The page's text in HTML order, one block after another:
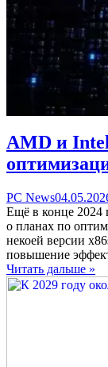
AMD и
Categories
PC NewsPosted
on
Ещё в конце 2024
о планах по
некоей версии
повышение
Читать дальше »